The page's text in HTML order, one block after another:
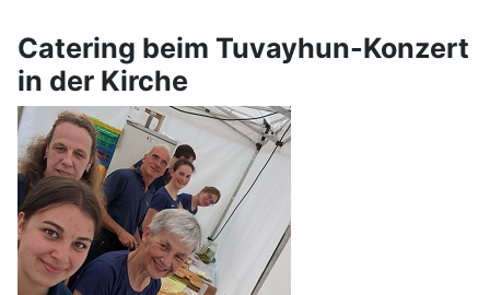
Catering beim Tuvayhun-Konzert
in der Kirche